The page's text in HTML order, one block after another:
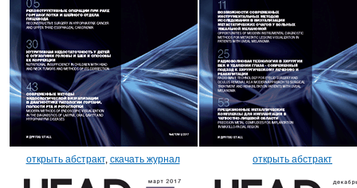
открыть абстракт, скачать журнал открыть абстракт